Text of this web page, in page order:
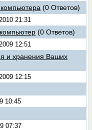
(0 Ответов)
21:31
(0 Ответов)
12:51
и хранения Ваших
12:15
10:45
07:37